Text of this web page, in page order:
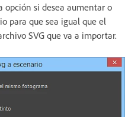
opción si desea aumentar o
para que sea igual que el
SVG que va a importar.